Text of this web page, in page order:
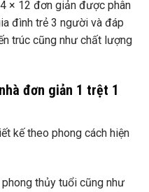
× 12 đơn giản được phân
đình trẻ 3 người và đáp
​​trúc cũng như chất lượng
đơn giản 1 trệt 1
kế theo phong cách hiện
thủy tuổi cũng như